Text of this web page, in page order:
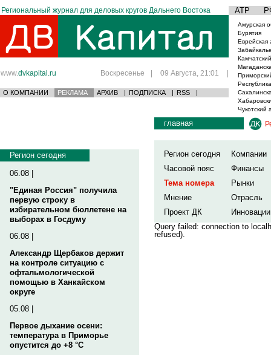
Региональный журнал для деловых кругов Дальнего Востока АТР
www.dvkapital.ru Воскресенье | 09 Августа, 21:01 |
О КОМПАНИИ РЕКЛАМА АРХИВ | ПОДПИСКА | RSS |
Амурская
Бурятия
Еврейская
Чукотский
Регион сегодня
06.08 |
"Единая Россия" получила
первую строку в
избирательном бюллетене на
выборах в Госдуму
06.08 |
Александр Щербаков держит
на контроле ситуацию с
офтальмологической
помощью в Ханкайском
округе
05.08 |
Первое дыхание осени:
температура в Приморье
опустится до +8 °C
главная
Регион сегодня
Компании
Часовой пояс
Финансы
Тема номера
Рынки
Мнение
Отрасль
Проект ДК
Инновации
Query failed: connection to
refused).